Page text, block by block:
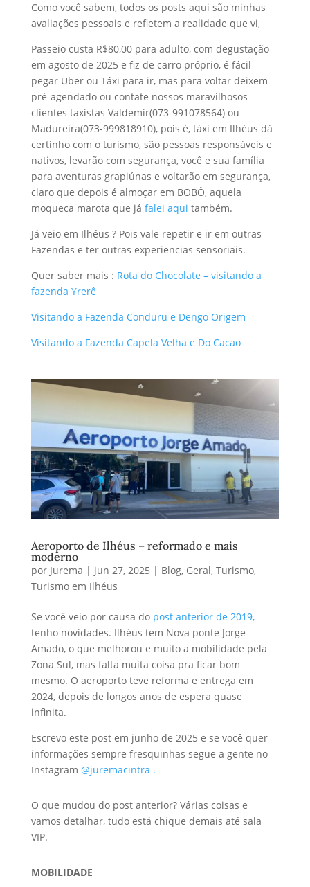
Como você sabem, todos os posts aqui são minhas
avaliações pessoais e refletem a realidade que vi,
Passeio custa R$80,00 para adulto, com degustação
em agosto de 2025 e fiz de carro próprio, é fácil
pegar Uber ou Táxi para ir, mas para voltar deixem
pré-agendado ou contate nossos maravilhosos
clientes taxistas Valdemir(073-991078564) ou
Madureira(073-999818910), pois é, táxi em Ilhéus dá
certinho com o turismo, são pessoas responsáveis e
nativos, levarão com segurança, você e sua família
para aventuras grapiúnas e voltarão em segurança,
claro que depois é almoçar em BOBÔ, aquela
moqueca marota que já falei aqui também.
Já veio em Ilhéus ? Pois vale repetir e ir em outras
Fazendas e ter outras experiencias sensoriais.
Quer saber mais : Rota do Chocolate – visitando a
fazenda Yrerê
Visitando a Fazenda Conduru e Dengo Origem
Visitando a Fazenda Capela Velha e Do Cacao
Aeroporto de Ilhéus – reformado e mais
moderno
por Jurema | jun 27, 2025 | Blog, Geral, Turismo,
Turismo em Ilhéus
Se você veio por causa do post anterior de 2019,
tenho novidades. Ilhéus tem Nova ponte Jorge
Amado, o que melhorou e muito a mobilidade pela
Zona Sul, mas falta muita coisa pra ficar bom
mesmo. O aeroporto teve reforma e entrega em
2024, depois de longos anos de espera quase
infinita.
Escrevo este post em junho de 2025 e se você quer
informações sempre fresquinhas segue a gente no
Instagram @juremacintra .
O que mudou do post anterior? Várias coisas e
vamos detalhar, tudo está chique demais até sala
VIP.
MOBILIDADE